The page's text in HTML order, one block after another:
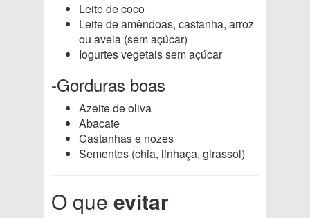
Leite de coco
Leite de amêndoas, castanha, arroz
ou aveia (sem açúcar)
Iogurtes vegetais sem açúcar
-Gorduras boas
Azeite de oliva
Abacate
Castanhas e nozes
Sementes (chia, linhaça, girassol)
O que evitar